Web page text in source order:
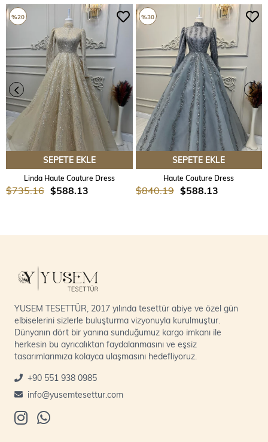
SEPETE EKLE
Linda Haute Couture Dress
$588.13
$735.16
%20
SEPETE EKLE
Haute Couture Dress
$588.13
$840.19
%30
YUSEM TESETTÜR, 2017 yılında tesettür abiye ve özel gün
elbiselerini sizlerle buluşturma vizyonuyla kurulmuştur.
Dünyanın dört bir yanına sunduğumuz kargo imkanı ile
herkesin bu ayrıcalıktan faydalanmasını ve eşsiz
tasarımlarımıza kolayca ulaşmasını hedefliyoruz.
+90 551 938 0985
info@yusemtesettur.com